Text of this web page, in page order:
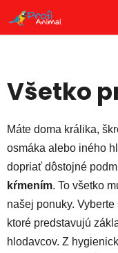
Všetko
Máte doma králika,
osmáka alebo iného
dopriať dôstojné
kŕmením. To všetko
našej ponuky.
ktoré predstavujú
hlodavcov. Z